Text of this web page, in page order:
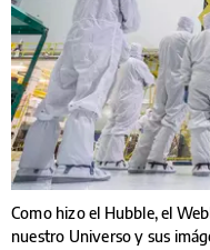
Como hizo el Hubble, el
nuestro Universo y sus